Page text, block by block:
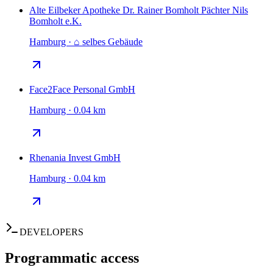
Alte Eilbeker Apotheke Dr. Rainer Bomholt Pächter Nils
Bomholt e.K.
Hamburg · ⌂ selbes Gebäude
Face2Face Personal GmbH
Hamburg · 0.04 km
Rhenania Invest GmbH
Hamburg · 0.04 km
DEVELOPERS
Programmatic access